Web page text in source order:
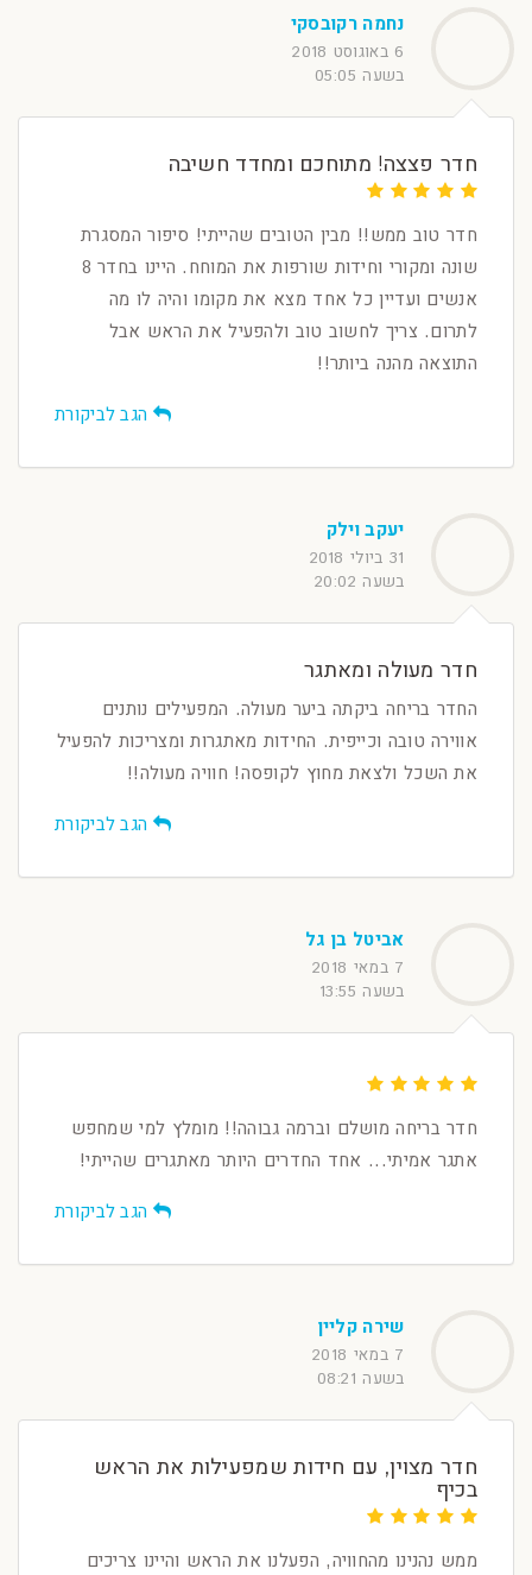
נחמה רקובסקי
6 באוגוסט 2018
בשעה 05:05
חדר פצצה! מתוחכם ומחדד חשיבה
חדר טוב ממש!! מבין הטובים שהייתי! סיפור המסגרת
שונה ומקורי וחידות שורפות את המוחח. היינו בחדר 8
אנשים ועדיין כל אחד מצא את מקומו והיה לו מה
לתרום. צריך לחשוב טוב ולהפעיל את הראש אבל
התוצאה מהנה ביותר!!
הגב לביקורת
יעקב וילק
31 ביולי 2018
בשעה 20:02
חדר מעולה ומאתגר
החדר בריחה ביקתה ביער מעולה. המפעילים נותנים
אווירה טובה וכייפית. החידות מאתגרות ומצריכות להפעיל
את השכל ולצאת מחוץ לקופסה! חוויה מעולה!!
הגב לביקורת
אביטל בן גל
7 במאי 2018
בשעה 13:55
חדר בריחה מושלם וברמה גבוהה!! מומלץ למי שמחפש
אתגר אמיתי... אחד החדרים היותר מאתגרים שהייתי!
הגב לביקורת
שירה קליין
7 במאי 2018
בשעה 08:21
חדר מצוין, עם חידות שמפעילות את הראש
בכיף
ממש נהנינו מהחוויה, הפעלנו את הראש והיינו צריכים